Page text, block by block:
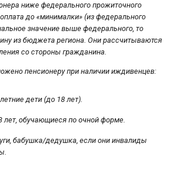
ниже федерального прожиточного
до «минималки» (из федерального
значение выше федерального, то
из бюджета региона. Они рассчитываются
со стороны гражданина.
пенсионеру при наличии иждивенцев:
дети (до 18 лет).
лет, обучающиеся по очной форме.
бабушка/дедушка, если они инвалиды